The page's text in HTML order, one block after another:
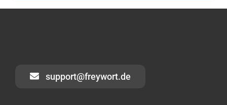
support@freywort.de